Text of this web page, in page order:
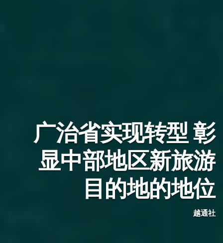
广治省实现转型 彰
显中部地区新旅游
目的地的地位
越通社